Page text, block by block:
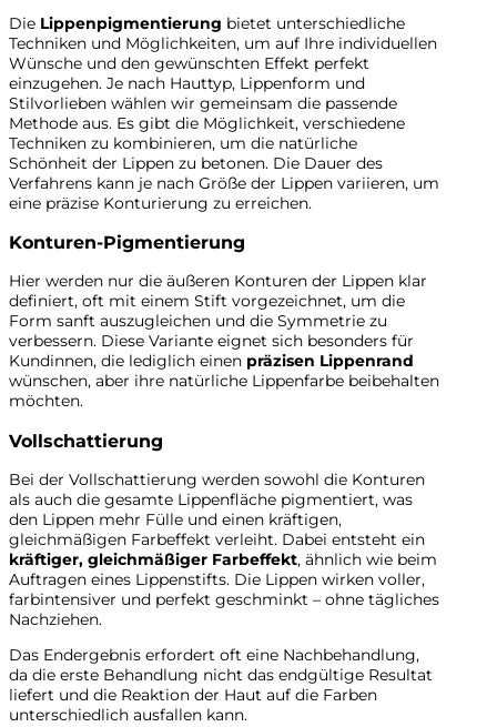
Die Lippenpigmentierung bietet unterschiedliche
Techniken und Möglichkeiten, um auf Ihre individuellen
Wünsche und den gewünschten Effekt perfekt
einzugehen. Je nach Hauttyp, Lippenform und
Stilvorlieben wählen wir gemeinsam die passende
Methode aus. Es gibt die Möglichkeit, verschiedene
Techniken zu kombinieren, um die natürliche
Schönheit der Lippen zu betonen. Die Dauer des
Verfahrens kann je nach Größe der Lippen variieren, um
eine präzise Konturierung zu erreichen.
Konturen-Pigmentierung
Hier werden nur die äußeren Konturen der Lippen klar
definiert, oft mit einem Stift vorgezeichnet, um die
Form sanft auszugleichen und die Symmetrie zu
verbessern. Diese Variante eignet sich besonders für
Kundinnen, die lediglich einen präzisen Lippenrand
wünschen, aber ihre natürliche Lippenfarbe beibehalten
möchten.
Vollschattierung
Bei der Vollschattierung werden sowohl die Konturen
als auch die gesamte Lippenfläche pigmentiert, was
den Lippen mehr Fülle und einen kräftigen,
gleichmäßigen Farbeffekt verleiht. Dabei entsteht ein
kräftiger, gleichmäßiger Farbeffekt, ähnlich wie beim
Auftragen eines Lippenstifts. Die Lippen wirken voller,
farbintensiver und perfekt geschminkt – ohne tägliches
Nachziehen.
Das Endergebnis erfordert oft eine Nachbehandlung,
da die erste Behandlung nicht das endgültige Resultat
liefert und die Reaktion der Haut auf die Farben
unterschiedlich ausfallen kann.